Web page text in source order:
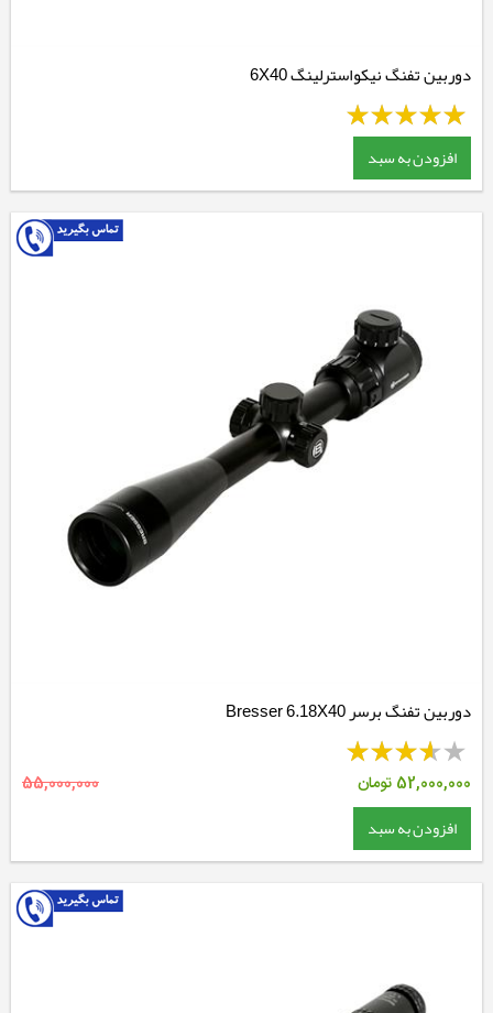
دوربین تفنگ نیکواسترلینگ 6X40
افزودن به سبد
دوربین تفنگ برسر Bresser 6.18X40
52,000,000 تومان 55,000,000
افزودن به سبد